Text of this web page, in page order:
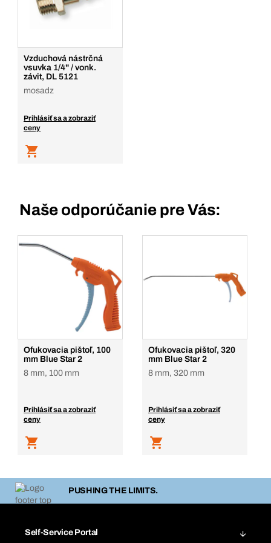
Pridať do košíka
Vzduchová nástrčná
vsuvka 1/4" / vonk.
závit, DL 5121
mosadz
Prihlásiť sa a zobraziť
ceny
Naše odporúčanie pre Vás:
Ofukovacia pištoľ, 100
mm Blue Star 2
8 mm, 100 mm
Prihlásiť sa a zobraziť
ceny
Ofukovacia pištoľ, 320
mm Blue Star 2
8 mm, 320 mm
Prihlásiť sa a zobraziť
ceny
PUSHING THE LIMITS.
Self-Service Portal